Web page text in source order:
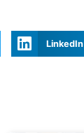
LinkedIn